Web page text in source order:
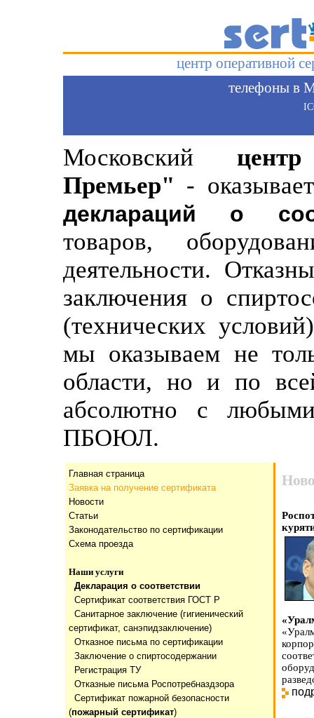
центр оперативной
телефоны в
Московский
Премьер" -
деклараций о
товаров,
деятельности.
заключения о
(технических
мы оказываем не
области, но и по
абсолютно с
ПБОЮЛ.
Главная страница
Заявка на получение сертификата
Новости
Статьи
Законодательство по сертификации
Схема проезда
Наши услуги
Декларация о соответствии
Сертификат соответствия ГОСТ Р
Санитарное заключение (гигиенический
сертификат, санэпидзаключение)
Отказнoе письма по сертификации
Заключение о спиртосодержании
Регистрация ТУ
Отказные письма Роспотребназдзора
Сертификат пожарной безопасности
(пожарный сертификат)